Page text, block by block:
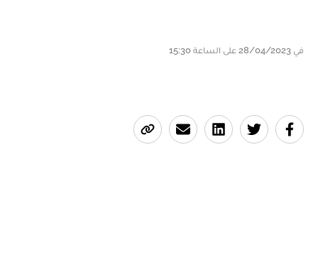
في 28/04/2023 على الساعة 15:30